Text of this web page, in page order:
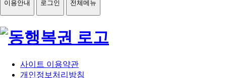
이용안내 로그인 전체메뉴
사이트 이용약관
개인정보처리방침